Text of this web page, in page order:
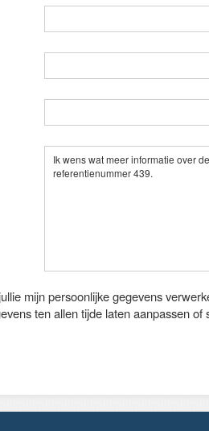
mijn persoonlijke gegevens
ten allen tijde laten aanpassen of